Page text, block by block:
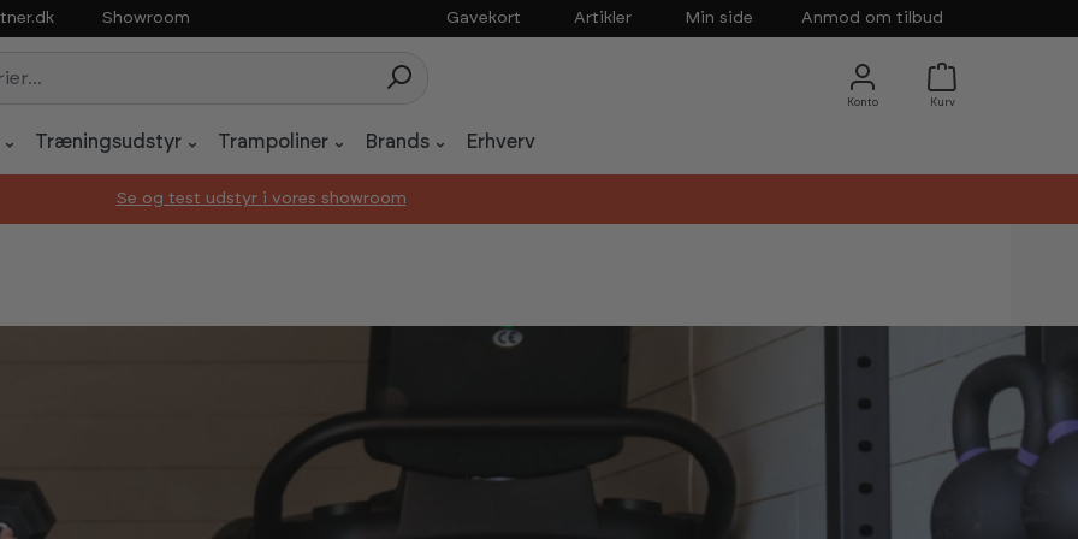
Showroom Gavekort Artikler Min side Anmod om tilbud
Træningsudstyr Trampoliner Brands Erhverv
Se og test udstyr i vores showroom